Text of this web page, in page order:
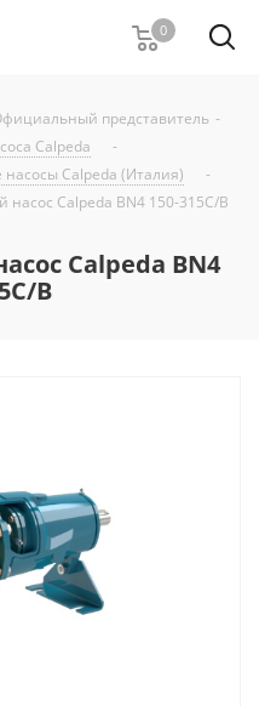
0
представитель -
Calpeda
-
Calpeda (Италия)
-
насос Calpeda BN4 150-315C/B
Calpeda BN4
B